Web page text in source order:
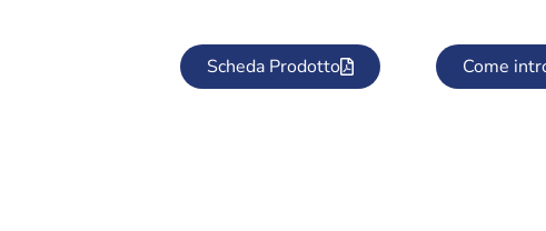
Scheda Prodotto Come